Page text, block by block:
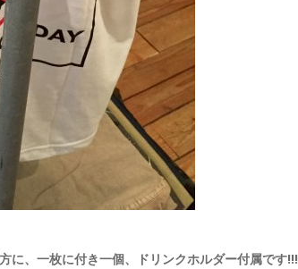
、一枚に付き一個、ドリンクホルダー付属です!!!